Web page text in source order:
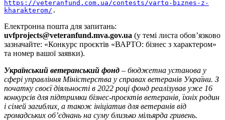
https://veteranfund.com.ua/contests/varto-biznes-z-
kharakterom/ .
Електронна пошта для запитань:
uvfprojects@veteranfund.mva.gov.ua (у темі листа обов’язково
зазначайте: «Конкурс проєктів «ВАРТО: бізнес з характером»
та номер вашої заявки).
Український ветеранський фонд – бюджетна установа у
сфері управління Міністерства у справах ветеранів України. З
початку своєї діяльності в 2022 році фонд реалізував уже 16
конкурсів для підтримки бізнес-проєктів ветеранів, їхніх родин
і сімей загиблих, а також ініціатив для ветеранів від
громадських обʼєднань на суму близько мільярда гривень.